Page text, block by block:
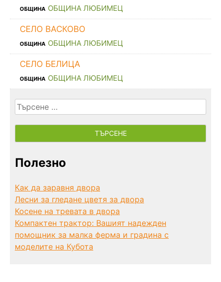
ОБЩИНА ОБЩИНА ЛЮБИМЕЦ
СЕЛО ВАСКОВО
ОБЩИНА ОБЩИНА ЛЮБИМЕЦ
СЕЛО БЕЛИЦА
ОБЩИНА ОБЩИНА ЛЮБИМЕЦ
Търсене
за:
Полезно
Как да заравня двора
Лесни за гледане цветя за двора
Косене на тревата в двора
Компактен трактор: Вашият надежден
помощник за малка ферма и градина с
моделите на Кубота